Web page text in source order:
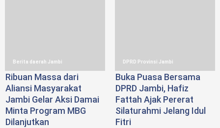
Berita daerah Jambi
Ribuan Massa dari
Aliansi Masyarakat
Jambi Gelar Aksi Damai
Minta Program MBG
Dilanjutkan
DPRD Provinsi Jambi
Buka Puasa Bersama
DPRD Jambi, Hafiz
Fattah Ajak Pererat
Silaturahmi Jelang Idul
Fitri